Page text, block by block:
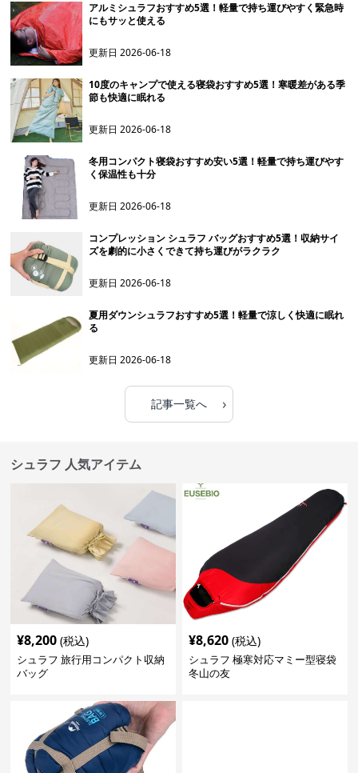
アルミシュラフおすすめ5選！軽量で持ち運びやすく緊急時
にもサッと使える
更新日2026-06-18
10度のキャンプで使える寝袋おすすめ5選！寒暖差がある季
節も快適に眠れる
更新日2026-06-18
冬用コンパクト寝袋おすすめ安い5選！軽量で持ち運びやす
く保温性も十分
更新日2026-06-18
コンプレッション シュラフ バッグおすすめ5選！収納サイ
ズを劇的に小さくできて持ち運びがラクラク
更新日2026-06-18
夏用ダウンシュラフおすすめ5選！軽量で涼しく快適に眠れ
る
更新日2026-06-18
記事一覧へ ›
シュラフ 人気アイテム
¥8,200 (税込)
シュラフ 旅行用コンパクト収納
バッグ
¥8,620 (税込)
シュラフ 極寒対応マミー型寝袋
冬山の友